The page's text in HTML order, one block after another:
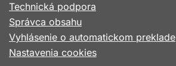
okne
Technická podpora
Správca obsahu
Vyhlásenie o automatickom preklade
Nastavenia cookies